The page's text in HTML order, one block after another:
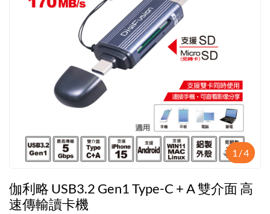
1 /4
伽利略 USB3.2 Gen1 Type-C + A 雙介面 高
速傳輸讀卡機